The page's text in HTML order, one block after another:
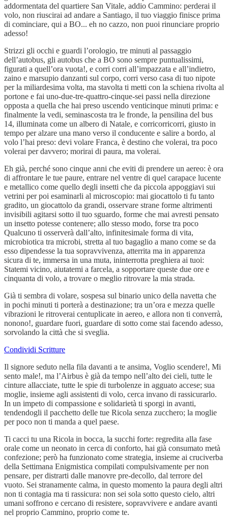
addormentata del quartiere San Vitale, addio Cammino: perderai il
volo, non riuscirai ad andare a Santiago, il tuo viaggio finisce prima
di cominciare, qui a BO... eh no cazzo, non puoi rinunciare proprio
adesso!
Strizzi gli occhi e guardi l’orologio, tre minuti al passaggio
dell’autobus, gli autobus che a BO sono sempre puntualissimi,
figurati a quell’ora vuota!, e corri corri all’impazzata e all’indietro,
zaino e marsupio danzanti sul corpo, corri verso casa di tuo nipote
per la miliardesima volta, ma stavolta ti metti con la schiena rivolta al
portone e fai uno-due-tre-quattro-cinque-sei passi nella direzione
opposta a quella che hai preso uscendo venticinque minuti prima: e
finalmente la vedi, seminascosta tra le fronde, la pensilina del bus
14, illuminata come un albero di Natale, e corricorricorri, giusto in
tempo per alzare una mano verso il conducente e salire a bordo, al
volo l’hai preso: devi volare Franca, è destino che volerai, tra poco
volerai per davvero; morirai di paura, ma volerai.
Eh già, perché sono cinque anni che eviti di prendere un aereo: è ora
di affrontare le tue paure, entrare nel ventre di quel carapace lucente
e metallico come quello degli insetti che da piccola appoggiavi sui
vetrini per poi esaminarli al microscopio: mai giocattolo ti fu tanto
gradito, un giocattolo da grandi, osservare strane forme altrimenti
invisibili agitarsi sotto il tuo sguardo, forme che mai avresti pensato
un insetto potesse contenere; allo stesso modo, forse tra poco
Qualcuno ti osserverà dall’alto, infinitesimale forma di vita,
microbiotica tra microbi, stretta al tuo bagaglio a mano come se da
esso dipendesse la tua sopravvivenza, atterrita ma in apparenza
sicura di te, immersa in una muta, ininterrotta preghiera ai tuoi:
Statemi vicino, aiutatemi a farcela, a sopportare queste due ore e
cinquanta di volo, a trovare o meglio ritrovare la mia strada.
Già ti sembra di volare, sospesa sul binario unico della navetta che
in pochi minuti ti porterà a destinazione; tra un’ora e mezza quelle
vibrazioni le ritroverai centuplicate in aereo, e allora non ti converrà,
nonono!, guardare fuori, guardare di sotto come stai facendo adesso,
sorvolando la città che si sveglia.
Condividi Scritture
Il signore seduto nella fila davanti a te ansima, Voglio scendere!, Mi
sento male!, ma l’Airbus è già da tempo nell’alto dei cieli, tutte le
cinture allacciate, tutte le spie di turbolenze in agguato accese; sua
moglie, insieme agli assistenti di volo, cerca invano di rassicurarlo.
In un impeto di compassione e solidarietà ti sporgi in avanti,
tendendogli il pacchetto delle tue Ricola senza zucchero; la moglie
per poco non ti manda a quel paese.
Ti cacci tu una Ricola in bocca, la succhi forte: regredita alla fase
orale come un neonato in cerca di conforto, hai già consumato metà
confezione; però ha funzionato come strategia, insieme ai cruciverba
della Settimana Enigmistica compilati compulsivamente per non
pensare, per distrarti dalle manovre pre-decollo, dal terrore del
vuoto. Sei stranamente calma, in questo momento la paura degli altri
non ti contagia ma ti rassicura: non sei sola sotto questo cielo, altri
umani soffrono e cercano di resistere, sopravvivere e andare avanti
nel proprio Cammino, proprio come te.